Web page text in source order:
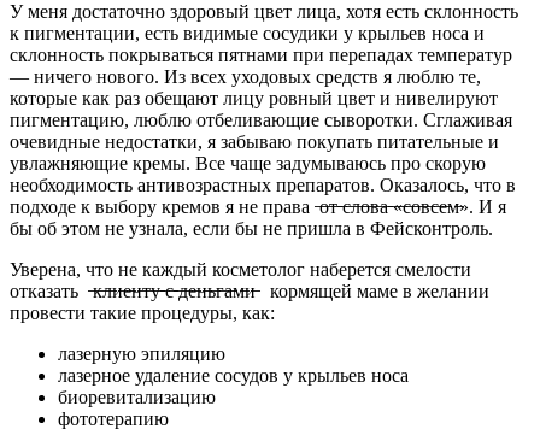
У меня достаточно здоровый цвет лица, хотя есть склонность
к пигментации, есть видимые сосудики у крыльев носа и
склонность покрываться пятнами при перепадах температур
— ничего нового. Из всех уходовых средств я люблю те,
которые как раз обещают лицу ровный цвет и нивелируют
пигментацию, люблю отбеливающие сыворотки. Сглаживая
очевидные недостатки, я забываю покупать питательные и
увлажняющие кремы. Все чаще задумываюсь про скорую
необходимость антивозрастных препаратов. Оказалось, что в
подходе к выбору кремов я не права ̶о̶т̶ ̶с̶л̶о̶в̶а̶ ̶«̶с̶о̶в̶с̶е̶м̶». И я
бы об этом не узнала, если бы не пришла в Фейсконтроль.
Уверена, что не каждый косметолог наберется смелости
отказать ̶к̶л̶и̶е̶н̶т̶у̶ ̶с̶ ̶д̶е̶н̶ь̶г̶а̶м̶и̶
кормящей маме в желании
провести такие процедуры, как:
лазерную эпиляцию
лазерное удаление сосудов у крыльев носа
биоревитализацию
фототерапию